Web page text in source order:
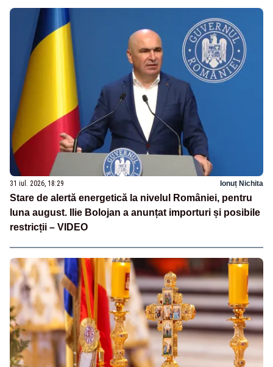
31 iul. 2026, 18:29 Ionuț Nichita
Stare de alertă energetică la nivelul României, pentru
luna august. Ilie Bolojan a anunțat importuri și posibile
restricții – VIDEO